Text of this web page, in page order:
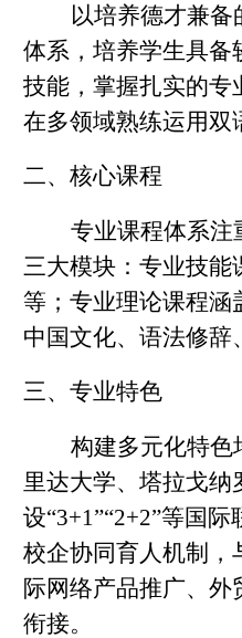
以培养德才兼
体系，培养学生具备
技能，掌握扎实的专
在多领域熟练运用双
二、核心课程
专业课程体系注
三大模块：专业技
等；专业理论课程涵
中国文化、语法修辞
三、专业特色
构建多元化特色
里达大学、塔拉戈
设“3+1”“2+2”等国
校企协同育人机制，
际网络产品推广、
衔接。